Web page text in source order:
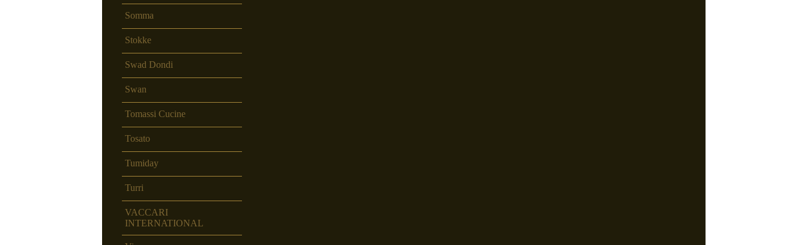
Somma
Stokke
Swad Dondi
Swan
Tomassi Cucine
Tosato
Tumiday
Turri
VACCARI
INTERNATIONAL